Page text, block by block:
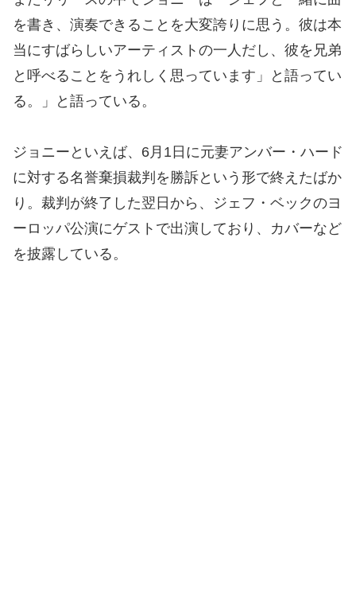
を書き、演奏できることを大変誇りに思う。彼は本
当にすばらしいアーティストの一人だし、彼を兄弟
と呼べることをうれしく思っています」と語ってい
る。」と語っている。
ジョニーといえば、6月1日に元妻アンバー・ハード
に対する名誉棄損裁判を勝訴という形で終えたばか
り。裁判が終了した翌日から、ジェフ・ベックのヨ
ーロッパ公演にゲストで出演しており、カバーなど
を披露している。